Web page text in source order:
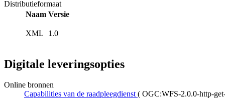
Distributieformaat
Naam Versie
XML 1.0
Digitale leveringsopties
Online bronnen
Capabilities van de raadpleegdienst ( OGC:WFS-2.0.0-http-